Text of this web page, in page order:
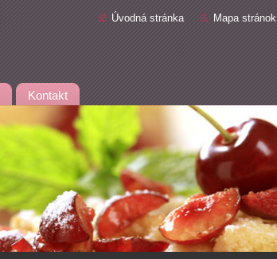
Úvodná stránka Mapa stránok
Kontakt